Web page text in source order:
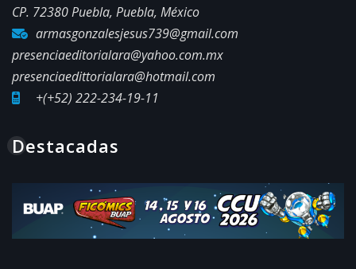
CP. 72380 Puebla, Puebla, México
armasgonzalesjesus739@gmail.com
presenciaeditorialara@yahoo.com.mx
presenciaedittorialara@hotmail.com
+(+52) 222-234-19-11
Destacadas